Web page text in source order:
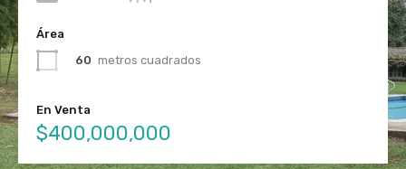
Área
60 metros cuadrados
En Venta
$400,000,000